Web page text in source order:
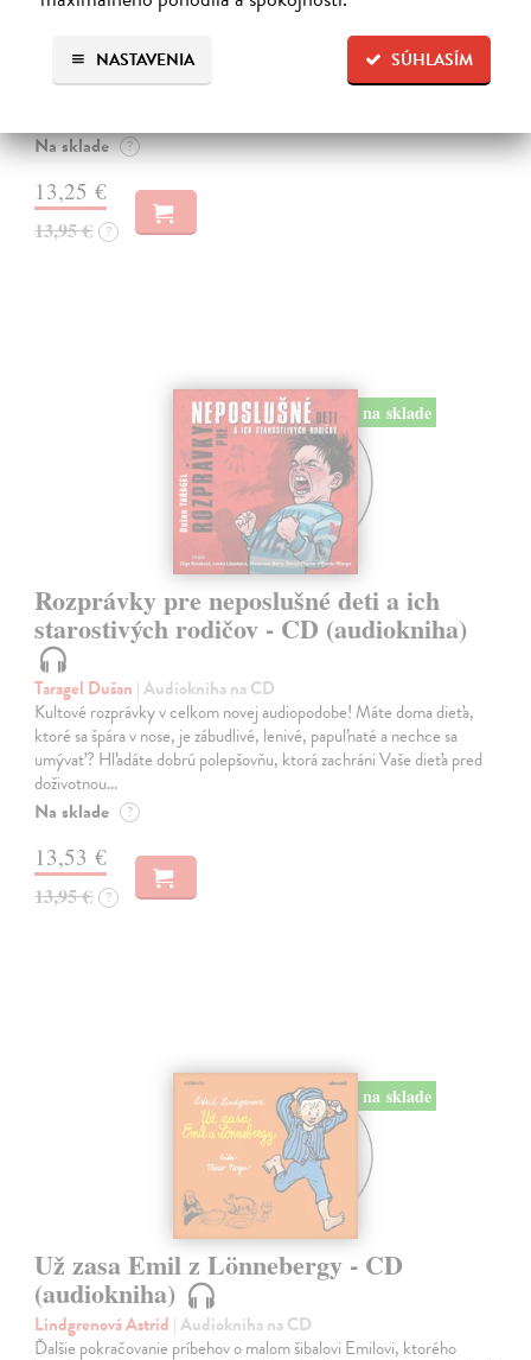
SÚHLASÍM
NASTAVENIA
Walliams David| Audiokniha na CD
Toto je príbeh decka, ktoré má absolútne všetko. Všetko, na čo len
Na sklade ?
13,25 €
13,95 € ?
na sklade
Rozprávky pre neposlušné deti a ich
starostivých rodičov - CD (audiokniha)
Taragel Dušan | Audiokniha na CD
Kultové rozprávky v celkom novej audiopodobe! Máte doma dieťa,
ktoré sa špára v nose, je zábudlivé, lenivé, papuľnaté a nechce sa
umývať? Hľadáte dobrú polepšovňu, ktorá zachráni Vaše dieťa pred
doživotnou…
Na sklade ?
13,53 €
13,95 € ?
na sklade
Už zasa Emil z Lönnebergy - CD
(audiokniha)
Lindgrenová Astrid | Audiokniha na CD
Ďalšie pokračovanie príbehov o malom šibalovi Emilovi, ktorého